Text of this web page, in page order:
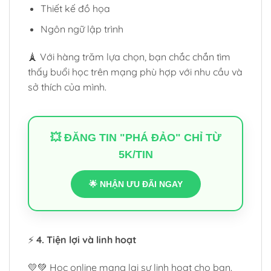
Thiết kế đồ họa
Ngôn ngữ lập trình
🗼 Với hàng trăm lựa chọn, bạn chắc chắn tìm
thấy buổi học trên mạng phù hợp với nhu cầu và
sở thích của mình.
💥 ĐĂNG TIN "PHÁ ĐẢO" CHỈ TỪ
5K/TIN
🌟 NHẬN ƯU ĐÃI NGAY
⚡ 4. Tiện lợi và linh hoạt
💛💚 Học online mang lại sự linh hoạt cho bạn.